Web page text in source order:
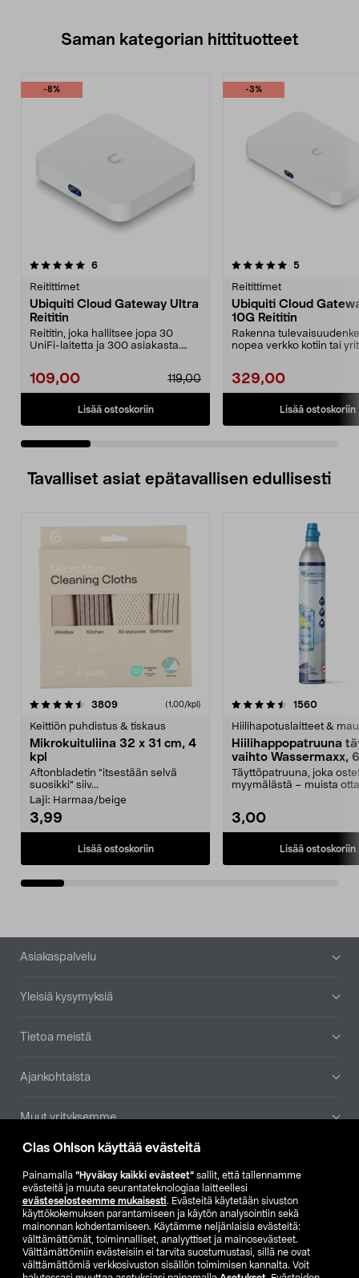
Clas Ohlson käyttää evästeitä
Painamalla ”Hyväksy kaikki evästeet” sallit, että tallennamme
evästeitä ja muuta seurantateknologiaa laitteellesi
evästeselosteemme mukaisesti. Evästeitä käytetään sivuston
käyttökokemuksen parantamiseen ja käytön analysointiin sekä
mainonnan kohdentamiseen. Käytämme neljänlaisia evästeitä:
välttämättömät, toiminnalliset, analyyttiset ja mainosevästeet.
Välttämättömiin evästeisiin ei tarvita suostumustasi, sillä ne ovat
välttämättömiä verkkosivuston sisällön toimimisen kannalta. Voit
Saman kategorian hittituotteet
-8%
6arvostelut
Reitittimet
Ubiquiti Cloud Gateway Ultra
Reititin
Reititin, joka hallitsee jopa 30
UniFi-laitetta ja 300 asiakasta.
109,00 119,00
Lisää ostoskoriin
-3%
5.0 viidestä
5arvostelut
Reitittimet
Ubiquiti Cloud
10G Reititin
Rakenna
nopea verkko kotiin tai
329,00
Lisää ostoskoriin
4.0 viidestä
Tavalliset asiat epätavallisen edullisesti
3809arvostelut (1,00/kpl)
Keittiön puhdistus & tiskaus
Mikrokuituliina 32 x 31 cm, 4
kpl
Aftonbladetin "itsestään selvä
suosikki" siiv...
Laji: Harmaa/beige
3,99
Lisää ostoskoriin
4.5viidestä
1560
Hiilihapotuslaitteet &
Hiilihappopatruuna
vaihto Wassermaxx,
Täyttöpatruuna, joka
myymälästä – muista
3,00
Lisää ostoskoriin
4.5viidestä
Alatunniste
Asiakaspalvelu
Yleisiä kysymyksiä
Tietoa meistä
Ajankohtaista
Muut yrityksemme
Etsi myymälä
SE NO FI
FI SV